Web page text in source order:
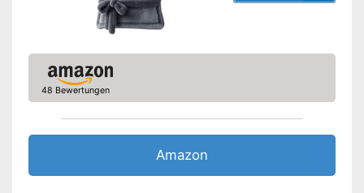
48 Bewertungen
Amazon